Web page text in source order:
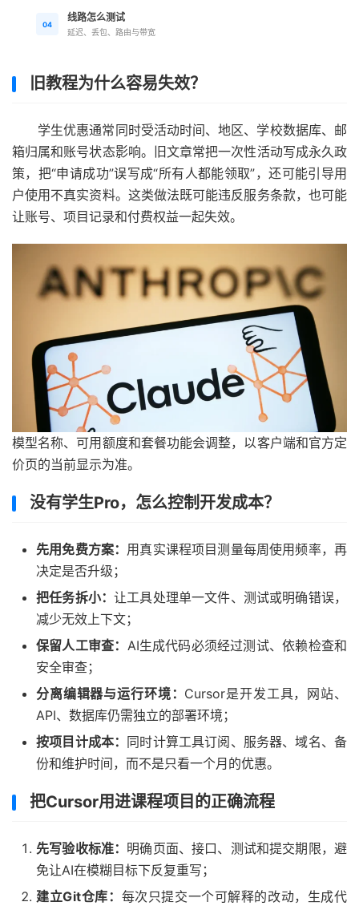
04
线路怎么测试
延迟、丢包、路由与带宽
旧教程为什么容易失效？
学生优惠通常同时受活动时间、地区、学校数据库、邮
箱归属和账号状态影响。旧文章常把一次性活动写成永久政
策，把“申请成功”误写成“所有人都能领取”，还可能引导用
户使用不真实资料。这类做法既可能违反服务条款，也可能
让账号、项目记录和付费权益一起失效。
模型名称、可用额度和套餐功能会调整，以客户端和官方定
价页的当前显示为准。
没有学生Pro，怎么控制开发成本？
先用免费方案： 用真实课程项目测量每周使用频率，再
决定是否升级；
把任务拆小：让工具处理单一文件、测试或明确错误，
减少无效上下文；
保留人工审查： AI生成代码必须经过测试、依赖检查和
安全审查；
分离编辑器与运行环境： Cursor是开发工具，网站、
API、数据库仍需独立的部署环境；
按项目计成本： 同时计算工具订阅、服务器、域名、备
份和维护时间，而不是只看一个月的优惠。
把Cursor用进课程项目的正确流程
先写验收标准： 明确页面、接口、测试和提交期限，避
免让AI在模糊目标下反复重写；
建立Git仓库： 每次只提交一个可解释的改动，生成代